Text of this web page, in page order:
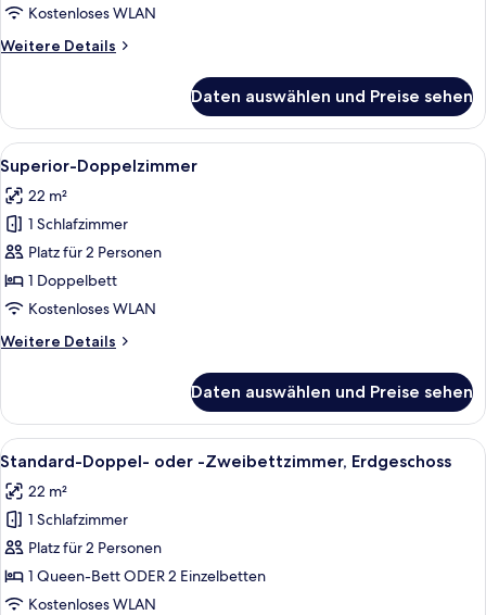
Garten
anzeigen
Kostenloses WLAN
Weitere Details
Weitere
Suite,
2 Schlafzimmer,
Verbindungszimmer,
zum
Garten
hin
Daten auswählen und Preise sehen
Alle
Fotos
für
Superior-
Doppelzimmer
anzeigen
Ein Schlafzimmer mit Bett,
9
Superior-Doppelzimmer
22 m²
1 Schlafzimmer
Platz für 2 Personen
1 Doppelbett
Kostenloses WLAN
Weitere Details
Weitere
Doppelzimmer
Daten auswählen und Preise sehen
Alle
Fotos
für
Standard-
Doppel-
oder
-
Ein Hotelzimmer mit einem großen
9
Standard-Doppel- oder -Zweibettzimmer, Erdgeschoss
22 m²
1 Schlafzimmer
Platz für 2 Personen
1 Queen-Bett ODER 2 Einzelbetten
Kostenloses WLAN